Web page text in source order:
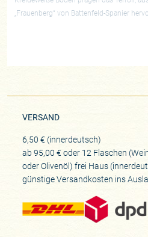
„Frauenberg“ von Battenfeld-Spanier
VERSAND
6,50 € (innerdeutsch)
ab 95,00 € oder 12 Flaschen
oder Olivenöl) frei Haus
günstige Versandkosten ins